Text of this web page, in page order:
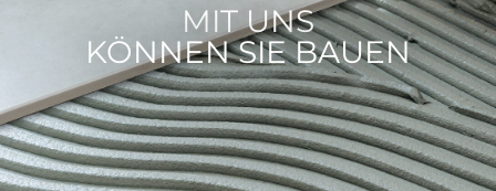
MIT UNS
KÖNNEN SIE BAUEN